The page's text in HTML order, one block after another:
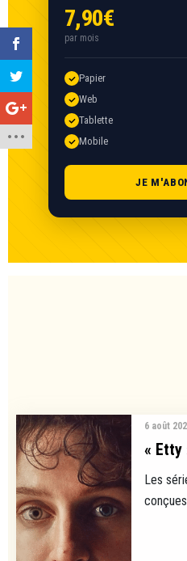
7,90€
par mois
Papier
Web
Tablette
Mobile
JE
6 août
« Etty
Les